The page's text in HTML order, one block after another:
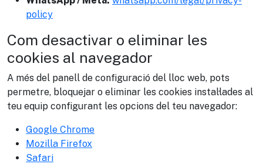
policy
Com desactivar o eliminar les
cookies al navegador
A més del panell de configuració del lloc web, pots
permetre, bloquejar o eliminar les cookies instal·lades al
teu equip configurant les opcions del teu navegador:
Google Chrome
Mozilla Firefox
Safari